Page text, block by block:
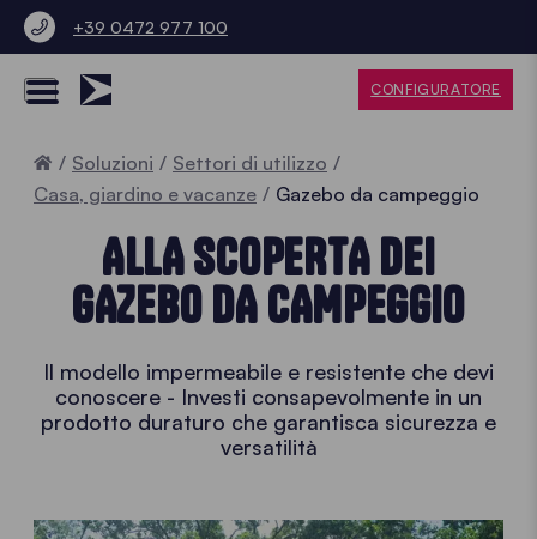
+39 0472 977 100
CONFIGURATORE
Home
Soluzioni
Settori di utilizzo
Casa, giardino e vacanze
Gazebo da campeggio
ALLA SCOPERTA DEI
GAZEBO DA CAMPEGGIO
Il modello impermeabile e resistente che devi
conoscere - Investi consapevolmente in un
prodotto duraturo che garantisca sicurezza e
versatilità